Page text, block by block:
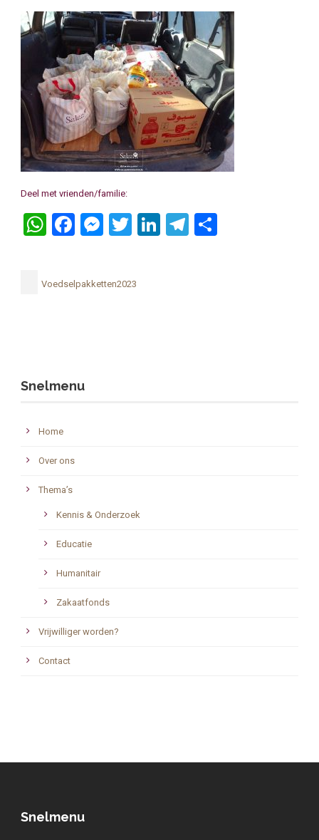
Deel met vrienden/familie:
WhatsApp
Facebook
Messenger
Twitter
LinkedIn
Telegram
Voedselpakketten2023
Snelmenu
Home
Over ons
Thema’s
Kennis & Onderzoek
Educatie
Humanitair
Zakaatfonds
Vrijwilliger worden?
Contact
Snelmenu